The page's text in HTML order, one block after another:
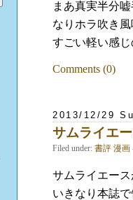
まあ真実半分
なりホラ吹き
すごい軽い感
Comments (0)
2013/12/29
サムライエ
Filed under: 書評 漫画
サムライエース
いきなり本誌